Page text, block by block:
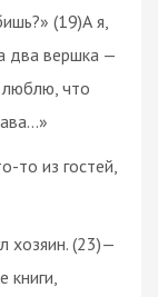
(19)А я,
два вершка —
люблю, что
то из гостей,
хозяин. (23)—